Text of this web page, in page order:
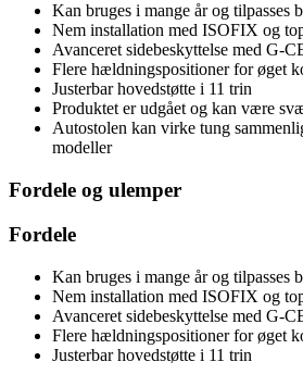
Kan bruges i mange år og tilpasses
Nem installation med ISOFIX og
Avanceret sidebeskyttelse med G-
Flere hældningspositioner for øget
Justerbar hovedstøtte i 11 trin
Produktet er udgået og kan være
Autostolen kan virke tung
modeller
Fordele og ulemper
Fordele
Kan bruges i mange år og tilpasses
Nem installation med ISOFIX og
Avanceret sidebeskyttelse med G-
Flere hældningspositioner for øget
Justerbar hovedstøtte i 11 trin